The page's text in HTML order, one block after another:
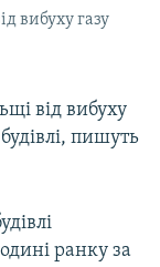
вибуху газу
від вибуху
пишуть
ранку за